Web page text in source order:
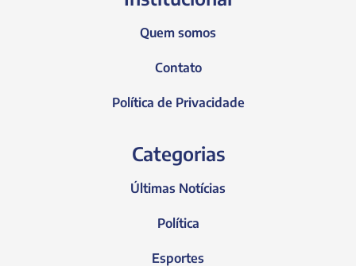
Quem somos
Contato
Política de Privacidade
Categorias
Últimas Notícias
Política
Esportes